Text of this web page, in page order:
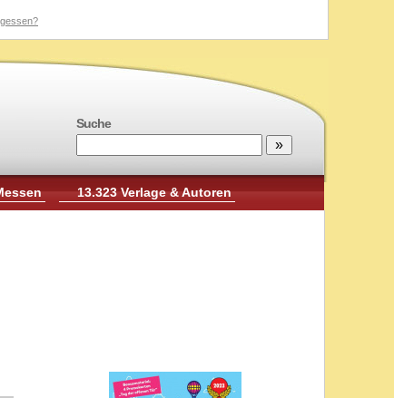
Suche
13.323 Verlage & Autoren